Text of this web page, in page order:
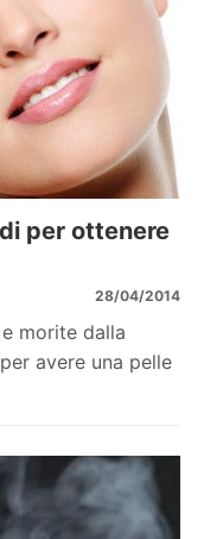
per ottenere
28/04/2014
morite dalla
avere una pelle